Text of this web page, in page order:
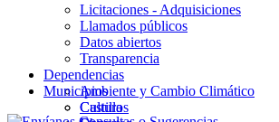
Licitaciones - Adquisiciones
Llamados públicos
Datos abiertos
Transparencia
Dependencias
Ambiente y Cambio Climático
Cultura
Municipios
Castillos